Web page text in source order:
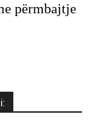
përmbajtje